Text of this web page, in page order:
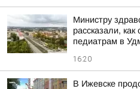
Министру
рассказали,
педиатрам в
16:20
В Ижевске